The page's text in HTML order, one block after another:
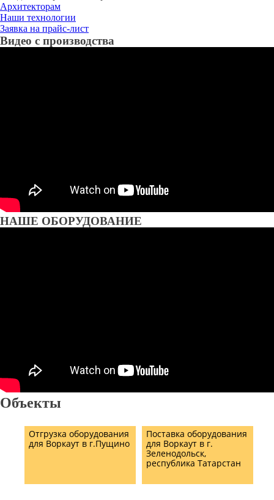
Архитекторам
Наши технологии
Заявка на прайс-лист
Видео с производства
НАШЕ ОБОРУДОВАНИЕ
Объекты
Отгрузка оборудования
для Воркаут в г.Пущино
Поставка оборудования
для Воркаут в г.
Зеленодольск,
республика Татарстан